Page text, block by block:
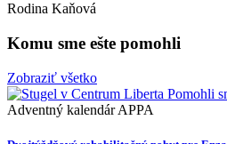
Rodina Kaňová
Komu sme ešte pomohli
Zobraziť všetko
Adventný kalendár APPA